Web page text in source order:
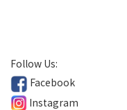
Follow Us:
Facebook
Instagram